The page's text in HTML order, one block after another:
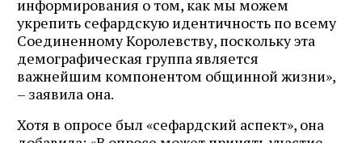
информирования о том, как мы можем
укрепить сефардскую идентичность по всему
Соединенному Королевству, поскольку эта
демографическая группа является
важнейшим компонентом общинной жизни»,
– заявила она.
Хотя в опросе был «сефардский аспект», она